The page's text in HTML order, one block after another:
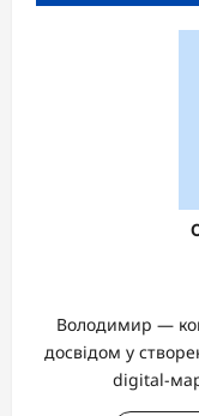
Володимир —
досвідом у
digital-